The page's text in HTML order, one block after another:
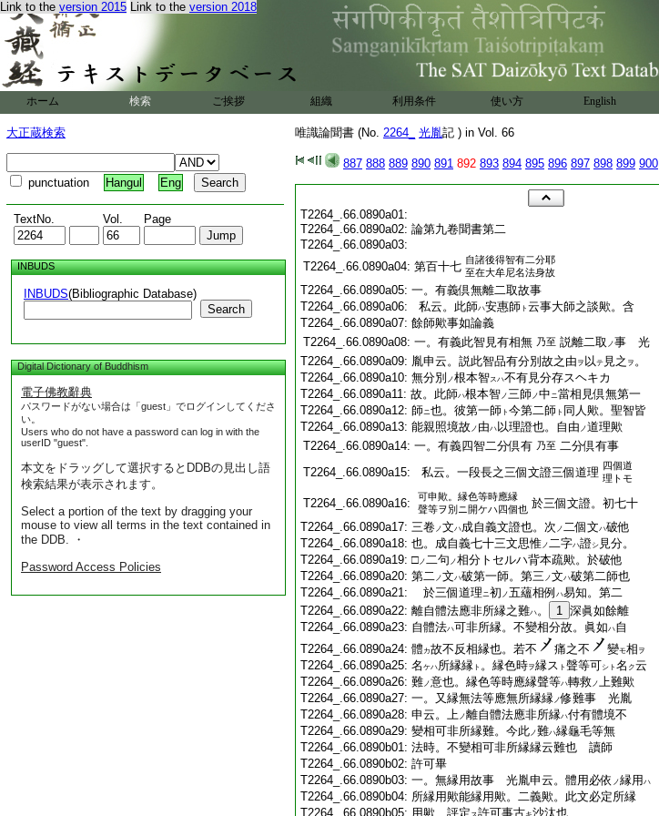
Link to the version 2015 Link to the version 2018
ホーム 検索 ご挨拶 組織 利用条件 使い方 English
大正蔵検索
punctuation Hangul Eng
TextNo. Vol. Page
INBUDS
INBUDS(Bibliographic Database)
Search
Digital Dictionary of Buddhism
電子佛教辭典
パスワードがない場合は「guest」でログインしてくださ
い。
Users who do not have a password can log in with the
userID "guest".
本文をドラッグして選択するとDDBの見出し語
検索結果が表示されます。
Select a portion of the text by dragging your
mouse to view all terms in the text contained in
the DDB. ・
Password Access Policies
唯識論聞書 (No. 2264_ 光胤記 ) in Vol. 66
887 888 889 890 891 892 893 894 895 896 897 898 899 900
T2264_.66.0890a01:
T2264_.66.0890a02: 論第九卷聞書第二
T2264_.66.0890a03:
T2264_.66.0890a04: 第百十七 自諸後得智有二分耶
至在大牟尼名法身故
T2264_.66.0890a05: 一。有義倶無離二取故事
T2264_.66.0890a06:
私云。此師ハ安惠師 ト 云事大師之談歟。含
T2264_.66.0890a07: 餘師歟事如論義
T2264_.66.0890a08: 一。有義此智見有相無 乃至 説離二取 ノ事 光
T2264_.66.0890a09: 胤申云。説此智品有分別故之由 ヲ 以テ 見之 ヲ 。
T2264_.66.0890a10: 無分別 ノ根本智スハ不有見分存スヘキカ
T2264_.66.0890a11: 故。此師ハ根本智ノ三師ノ中ニ當相見倶無第一
T2264_.66.0890a12: 師ニ也。彼第一師 ト 今第二師 ト 同人歟。聖智皆
T2264_.66.0890a13: 能親照境故 ノ 由ハ 以理證也。自由 ノ道理歟
T2264_.66.0890a14: 一。有義四智二分倶有 乃至 二分倶有事
T2264_.66.0890a15:
私云。一段長之三個文證三個道理 四個道
理トモ
T2264_.66.0890a16:
可申歟。縁色等時應縁
聲等ヲ別ニ開ケハ四個也 於三個文證。初七十
T2264_.66.0890a17: 三卷ノ文ハ成自義文證也。次 ノ二個文ハ破他
T2264_.66.0890a18: 也。成自義七十三文思惟ノ二字ハ證シ 見分。
T2264_.66.0890a19: □ノ二句 ノ相分トセルハ背本疏歟。於破他
T2264_.66.0890a20: 第二ノ文ハ破第一師。第三 ノ文ハ破第二師也
T2264_.66.0890a21:
於三個道理ニ初 ノ五蘊相例 ハ易知。第二
T2264_.66.0890a22: 離自體法應非所縁之難ハ。 1 深眞如餘離
T2264_.66.0890a23: 自體法ハ可非所縁。不變相分故。眞如ハ自
T2264_.66.0890a24: 體 カ故不反相縁也。若不 痛之不 變モ相 ヲ
T2264_.66.0890a25: 名 ケハ所縁縁 ト 。縁色時ヲ縁ス ト 聲等可シト 名 ク云
T2264_.66.0890a26: 難ノ意也。縁色等時應縁聲等ハ轉救ノ上難歟
T2264_.66.0890a27: 一。又縁無法等應無所縁縁ノ修難事 光胤
T2264_.66.0890a28: 申云。上ノ離自體法應非所縁ハ付有體境不
T2264_.66.0890a29: 變相可非所縁難。今此ノ難ハ縁龜毛等無
T2264_.66.0890b01: 法時。不變相可非所縁縁云難也 讀師
T2264_.66.0890b02: 許可畢
T2264_.66.0890b03: 一。無縁用故事 光胤申云。體用必依 ノ縁用 ハ
T2264_.66.0890b04: 所縁用歟能縁用歟。二義歟。此文必定所縁
T2264_.66.0890b05: 用歟 評定 許可事古 沙汰也